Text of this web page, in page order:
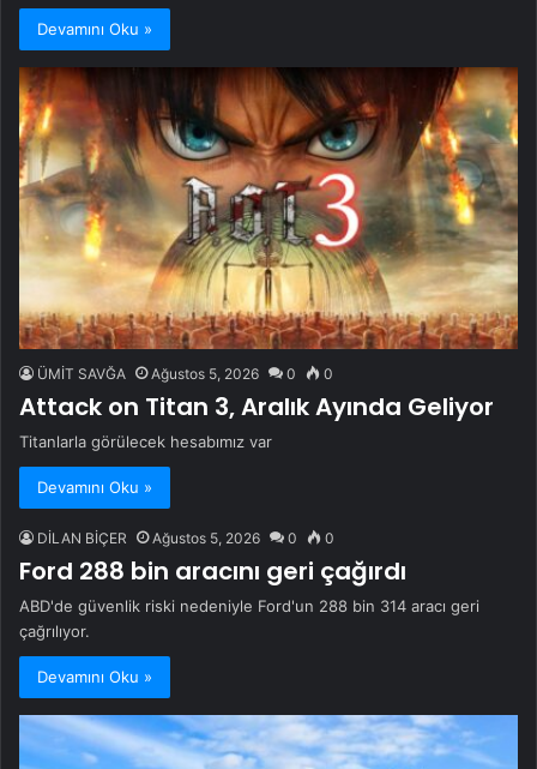
Devamını Oku »
ÜMİT SAVĞA Ağustos 5, 2026 0 0
Attack on Titan 3, Aralık Ayında Geliyor
Titanlarla görülecek hesabımız var
Devamını Oku »
DİLAN BİÇER Ağustos 5, 2026 0 0
Ford 288 bin aracını geri çağırdı
ABD'de güvenlik riski nedeniyle Ford'un 288 bin 314 aracı geri
çağrılıyor.
Devamını Oku »